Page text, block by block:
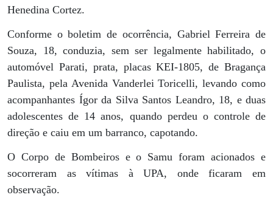
Henedina Cortez.
Conforme o boletim de ocorrência, Gabriel Ferreira de
Souza, 18, conduzia, sem ser legalmente habilitado, o
automóvel Parati, prata, placas KEI-1805, de Bragança
Paulista, pela Avenida Vanderlei Toricelli, levando como
acompanhantes Ígor da Silva Santos Leandro, 18, e duas
adolescentes de 14 anos, quando perdeu o controle de
direção e caiu em um barranco, capotando.
O Corpo de Bombeiros e o Samu foram acionados e
socorreram as vítimas à UPA, onde ficaram em
observação.